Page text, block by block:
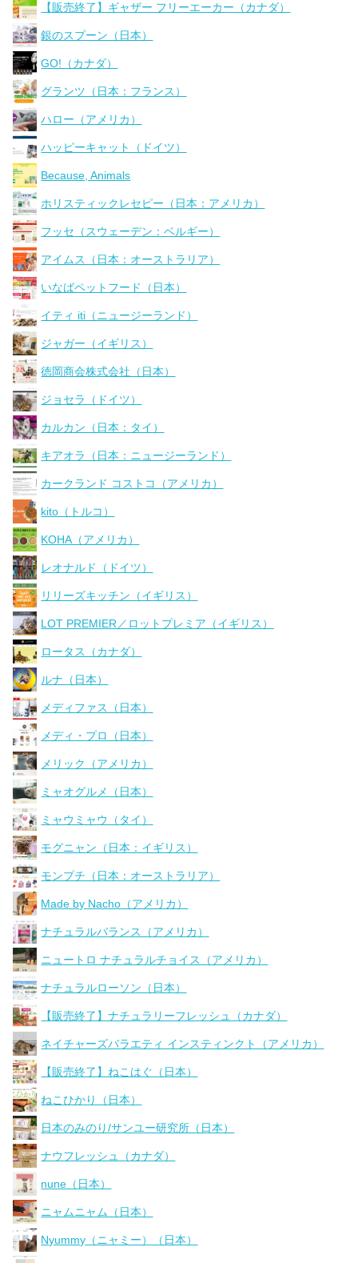
【販売終了】ギャザー フリーエーカー（カナダ）
銀のスプーン（日本）
GO!（カナダ）
グランツ（日本：フランス）
ハロー（アメリカ）
ハッピーキャット（ドイツ）
Because, Animals
ホリスティックレセピー（日本：アメリカ）
フッセ（スウェーデン：ベルギー）
アイムス（日本：オーストラリア）
いなばペットフード（日本）
イティ iti（ニュージーランド）
ジャガー（イギリス）
徳岡商会株式会社（日本）
ジョセラ（ドイツ）
カルカン（日本：タイ）
キアオラ（日本：ニュージーランド）
カークランド コストコ（アメリカ）
kito（トルコ）
KOHA（アメリカ）
レオナルド（ドイツ）
リリーズキッチン（イギリス）
LOT PREMIER／ロットプレミア（イギリス）
ロータス（カナダ）
ルナ（日本）
メディファス（日本）
メディ・プロ（日本）
メリック（アメリカ）
ミャオグルメ（日本）
ミャウミャウ（タイ）
モグニャン（日本：イギリス）
モンプチ（日本：オーストラリア）
Made by Nacho（アメリカ）
ナチュラルバランス（アメリカ）
ニュートロ ナチュラルチョイス（アメリカ）
ナチュラルローソン（日本）
【販売終了】ナチュラリーフレッシュ（カナダ）
ネイチャーズバラエティ インスティンクト（アメリカ）
【販売終了】ねこはぐ（日本）
ねこひかり（日本）
日本のみのり/サンユー研究所（日本）
ナウフレッシュ（カナダ）
nune（日本）
ニャムニャム（日本）
Nyummy（ニャミー）（日本）